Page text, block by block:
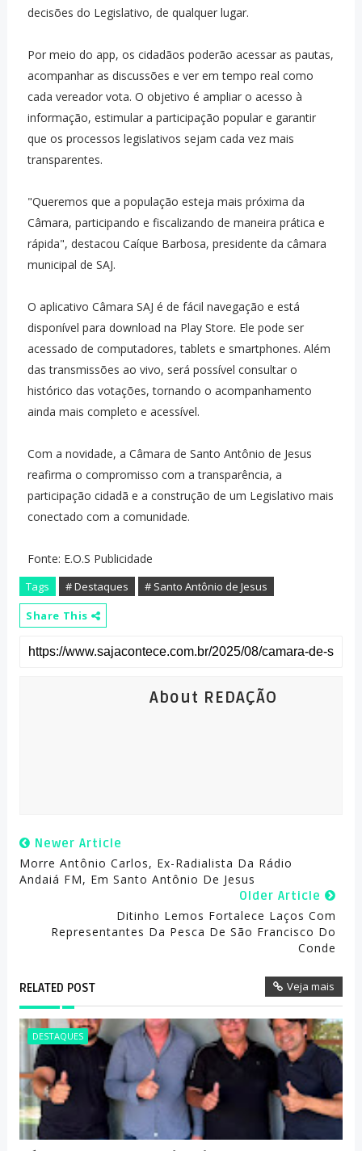
decisões do Legislativo, de qualquer lugar.
Por meio do app, os cidadãos poderão acessar as pautas,
acompanhar as discussões e ver em tempo real como
cada vereador vota. O objetivo é ampliar o acesso à
informação, estimular a participação popular e garantir
que os processos legislativos sejam cada vez mais
transparentes.
"Queremos que a população esteja mais próxima da
Câmara, participando e fiscalizando de maneira prática e
rápida", destacou Caíque Barbosa, presidente da câmara
municipal de SAJ.
O aplicativo Câmara SAJ é de fácil navegação e está
disponível para download na Play Store. Ele pode ser
acessado de computadores, tablets e smartphones. Além
das transmissões ao vivo, será possível consultar o
histórico das votações, tornando o acompanhamento
ainda mais completo e acessível.
Com a novidade, a Câmara de Santo Antônio de Jesus
reafirma o compromisso com a transparência, a
participação cidadã e a construção de um Legislativo mais
conectado com a comunidade.
Fonte: E.O.S Publicidade
Tags # Destaques
# Santo Antônio de Jesus
Share This
About REDAÇÃO
Newer Article
Morre Antônio Carlos, Ex-Radialista Da Rádio
Andaiá FM, Em Santo Antônio De Jesus
Older Article
Ditinho Lemos Fortalece Laços Com
Representantes Da Pesca De São Francisco Do
Conde
RELATED POST Veja mais
DESTAQUES